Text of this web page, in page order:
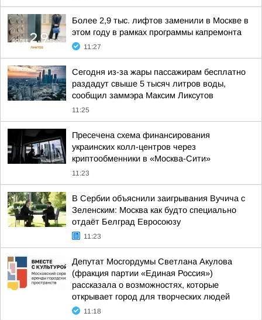
Более 2,9 тыс. лифтов заменили в Москве в
этом году в рамках программы капремонта
11:27
Сегодня из-за жары пассажирам бесплатно
раздадут свыше 5 тысяч литров воды,
сообщил заммэра Максим Ликсутов
11:25
Пресечена схема финансирования
украинских колл-центров через
криптообменники в «Москва-Сити»
11:23
В Сербии объяснили заигрывания Вучича с
Зеленским: Москва как будто специально
отдаёт Белград Евросоюзу
11:23
Депутат Мосгордумы Светлана Акулова
(фракция партии «Единая Россия»)
рассказала о возможностях, которые
открывает город для творческих людей
11:18